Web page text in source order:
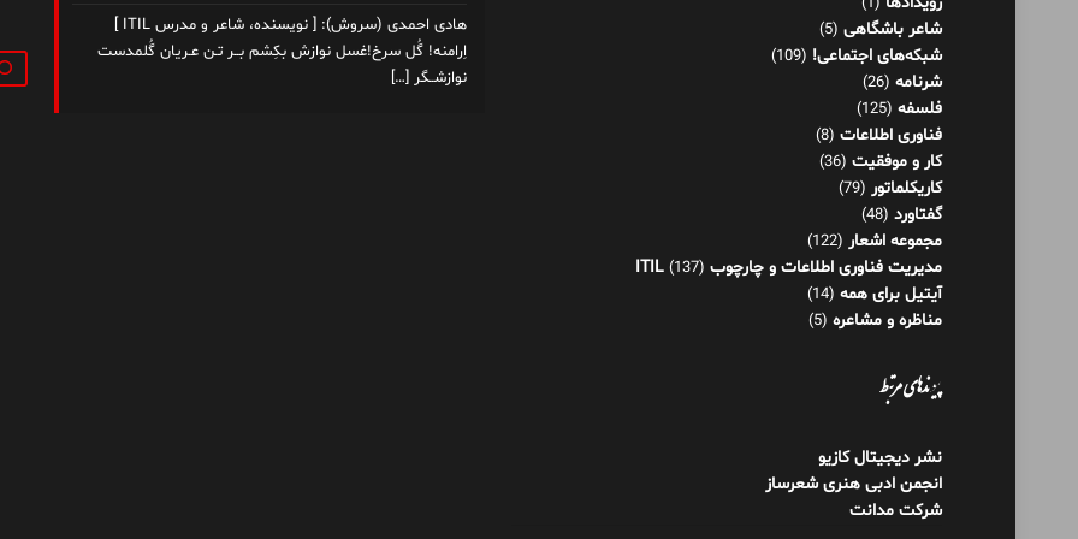
شاعر باشگاهی (5)
شبکه‌های اجتماعی! (109)
شرنامه (26)
فلسفه (125)
فناوری اطلاعات (8)
کار و موفقیت (36)
کاریکلماتور (79)
گفتاورد (48)
مجموعه اشعار (122)
مدیریت فناوری اطلاعات و چارچوب ITIL (137)
آیتیل برای همه (14)
مناظره و مشاعره (5)
پیوندهای مرتبط
نشر دیجیتال کازیو
انجمن ادبی هنری شعرساز
شرکت مدانت
هادی احمدی (سروش): [ نویسنده، شاعر و مدرس ITIL ]
اِرامنه! گُل سرخ!غسل نوازش بکِشم بــر تـن عـریان گُلمدست
نوازشــگر […]